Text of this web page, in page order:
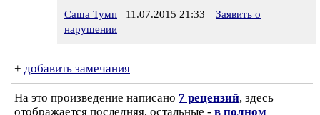
Саша Тумп 11.07.2015 21:33
Заявить о
нарушении
+ добавить замечания
На это произведение написано 7 рецензий, здесь
отображается последняя, остальные - в полном